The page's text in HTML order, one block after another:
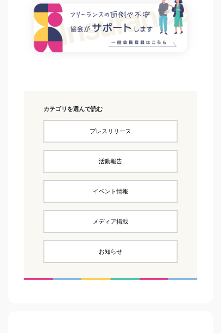
カテゴリを選んで読む
プレスリリース
活動報告
イベント情報
メディア掲載
お知らせ